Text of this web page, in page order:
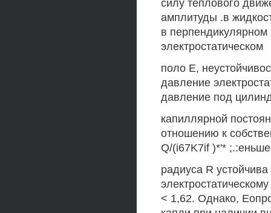
силу теплового
амплитуды .в
в
электростатическом
поло Е,
давление
давление под
капиллярной
отношению к
Q/(i67K7if )*'*
радиуса R
< 1,62. Однако,